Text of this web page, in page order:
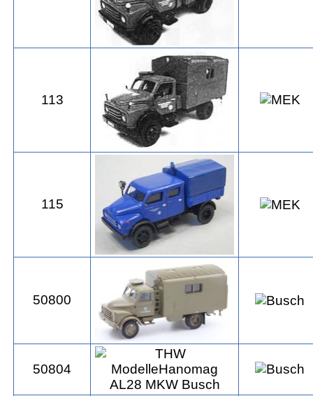
113
115
50800
50804